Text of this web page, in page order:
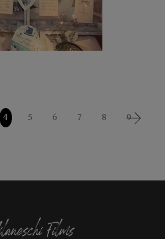
4 5 6 7 8 9